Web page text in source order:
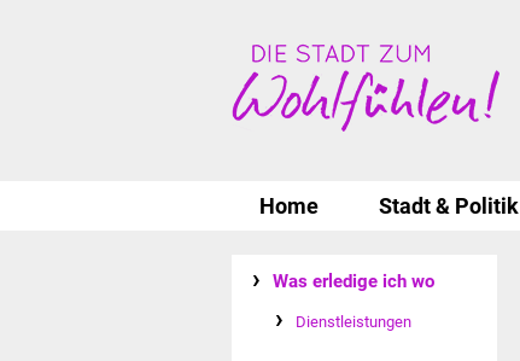
Home Stadt & Politik
Was erledige ich wo
Dienstleistungen